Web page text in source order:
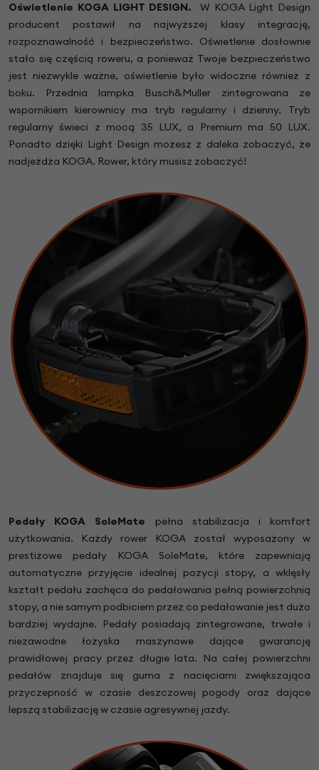
Oświetlenie KOGA LIGHT DESIGN.
W KOGA Light Design
producent postawił na najwyższej klasy integrację,
rozpoznawalność i bezpieczeństwo. Oświetlenie dosłownie
stało się częścią roweru, a ponieważ Twoje bezpieczeństwo
jest niezwykle ważne, oświetlenie było widoczne również z
boku. Przednia lampka Busch&Muller zintegrowana ze
wspornikiem kierownicy ma tryb regularny i dzienny. Tryb
regularny świeci z mocą 35 LUX, a Premium ma 50 LUX.
Ponadto dzięki Light Design możesz z daleka zobaczyć, że
nadjeżdża KOGA. Rower, który musisz zobaczyć!
Pedały KOGA SoleMate pełna stabilizacja i komfort
użytkowania. Każdy rower KOGA został wyposażony w
prestiżowe pedały KOGA SoleMate, które zapewniają
automatyczne przyjęcie idealnej pozycji stopy, a wklęsły
kształt pedału zachęca do pedałowania pełną powierzchnią
stopy, a nie samym podbiciem przez co pedałowanie jest dużo
bardziej wydajne. Pedały posiadają zintegrowane, trwałe i
niezawodne łożyska maszynowe dające gwarancję
prawidłowej pracy przez długie lata. Na całej powierzchni
pedałów znajduje się guma z nacięciami zwiększająca
przyczepność w czasie deszczowej pogody oraz dające
lepszą stabilizację w czasie agresywnej jazdy.